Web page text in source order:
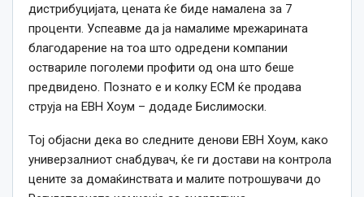
дистрибуцијата, цената ќе биде намалена за 7
проценти. Успеавме да ја намалиме мрежарината
благодарение на тоа што одредени компании
оствариле поголеми профити од она што беше
предвидено. Познато е и колку ЕСМ ќе продава
струја на ЕВН Хоум – додаде Бислимоски.
Тој објасни дека во следните денови ЕВН Хоум, како
универзалниот снабдувач, ќе ги достави на контрола
цените за домаќинствата и малите потрошувачи до